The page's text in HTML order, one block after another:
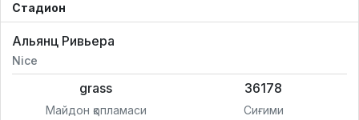
Стадион
Альянц Ривьера
Nice
grass
Майдон қопламаси
36178
Сиғими